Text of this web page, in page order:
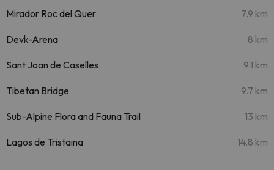
Mirador Roc del Quer 7.9 km
Devk-Arena 8 km
Sant Joan de Caselles 9.1 km
Tibetan Bridge 9.7 km
Sub-Alpine Flora and Fauna Trail 13 km
Lagos de Tristaina 14.8 km